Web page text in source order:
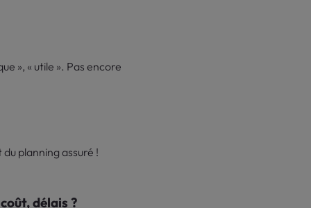
», « utile ». Pas encore
planning assuré !
délais ?